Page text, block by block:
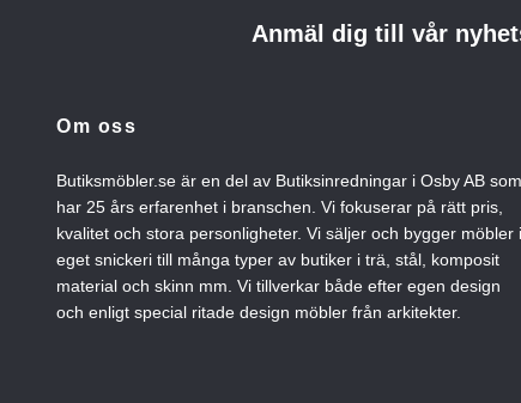
Anmäl dig till vår
Om oss
Butiksmöbler.se är en del av Butiksinredningar i Osby AB som
har 25 års erfarenhet i branschen. Vi fokuserar på rätt pris,
kvalitet och stora personligheter. Vi säljer och bygger möbler i
eget snickeri till många typer av butiker i trä, stål, komposit
material och skinn mm. Vi tillverkar både efter egen design
och enligt special ritade design möbler från arkitekter.